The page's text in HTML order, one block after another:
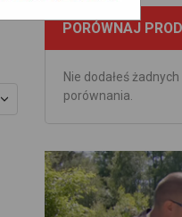
PORÓWNAJ
Nie dodałeś
porównania.